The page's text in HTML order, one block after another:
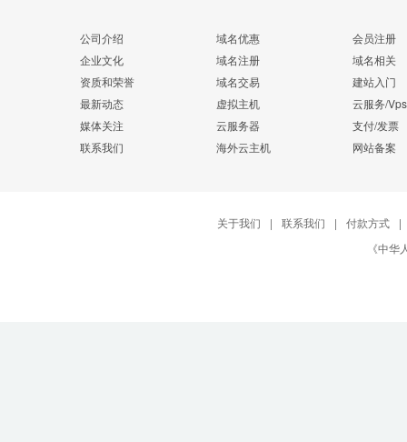
公司介绍
企业文化
资质和荣誉
最新动态
媒体关注
联系我们
域名优惠
域名注册
域名交易
虚拟主机
云服务器
海外云主机
会员注册
域名相关
建站入门
云服务/Vps
支付/发票
网站备案
关于我们 | 联系我们 | 付款方式
|
《中